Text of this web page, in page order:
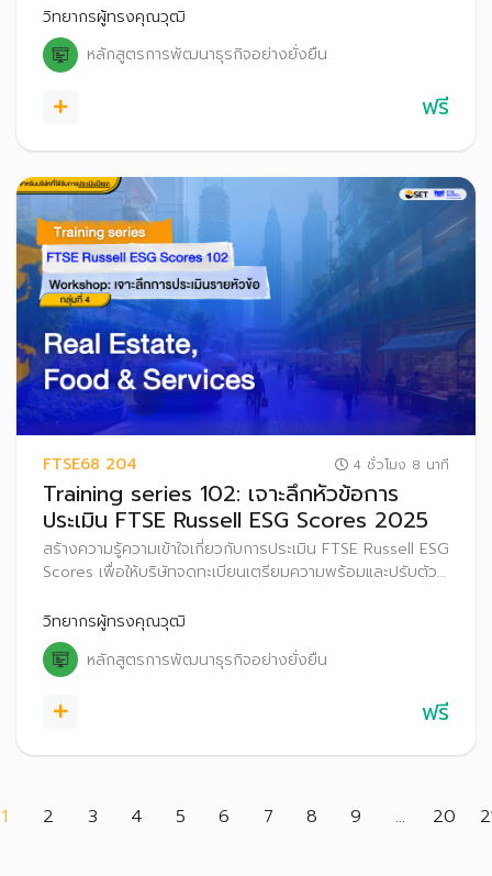
Scores สู่สาธารณะ ตั้งแต่ปี 2569 เป็นต้นไป
วิทยากรผู้ทรงคุณวุฒิ
หลักสูตรการพัฒนาธุรกิจอย่างยั่งยืน
ฟรี
FTSE68 204 4 ชั่วโมง 8 นาที
Training series 102: เจาะลึกหัวข้อการ
ประเมิน FTSE Russell ESG Scores 2025
สร้างความรู้ความเข้าใจเกี่ยวกับการประเมิน FTSE Russell ESG
Scores เพื่อให้บริษัทจดทะเบียนเตรียมความพร้อมและปรับตัว
Scores สู่สาธารณะ ตั้งแต่ปี 2569 เป็นต้นไป
วิทยากรผู้ทรงคุณวุฒิ
หลักสูตรการพัฒนาธุรกิจอย่างยั่งยืน
ฟรี
1(current)
2 3 4 5 6 7 8 9 ... 20